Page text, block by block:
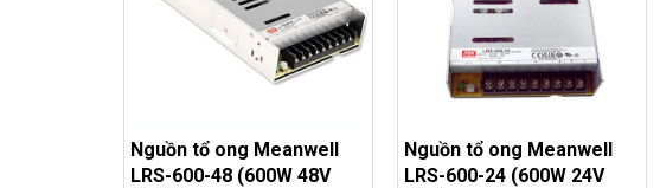
Nguồn tổ ong Meanwell
LRS-600-48 (600W 48V
Nguồn tổ ong Meanwell
LRS-600-24 (600W 24V